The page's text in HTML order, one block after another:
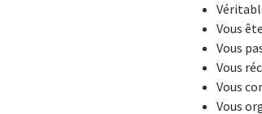
Vous
Vous
Vous
Vous
Vous